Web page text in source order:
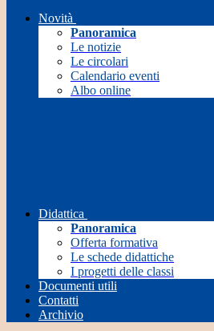
Novità
Panoramica
Le notizie
Le circolari
Calendario eventi
Albo online
Didattica
Panoramica
Offerta formativa
Le schede didattiche
I progetti delle classi
Documenti utili
Contatti
Archivio